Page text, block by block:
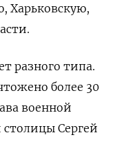
Харьковскую,
разного типа.
более 30
военной
Сергей